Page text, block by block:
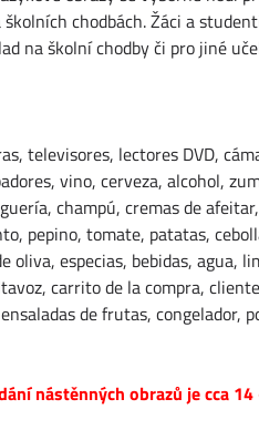
chodbách. Žáci a
na školní chodby či pro jiné
televisores, lectores DVD,
vino, cerveza, alcohol,
champú, cremas de
pepino, tomate, patatas,
especias, bebidas,
carrito de la compra,
de frutas,
nástěnných obrazů je cca